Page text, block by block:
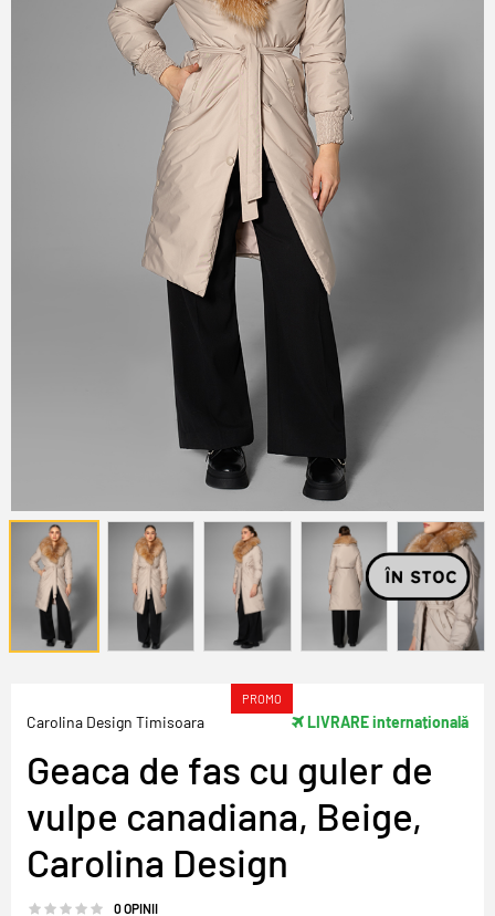
Carolina Design Timisoara
PROMO
LIVRARE internațională
Geaca de fas cu guler de
vulpe canadiana, Beige,
Carolina Design
0 OPINII